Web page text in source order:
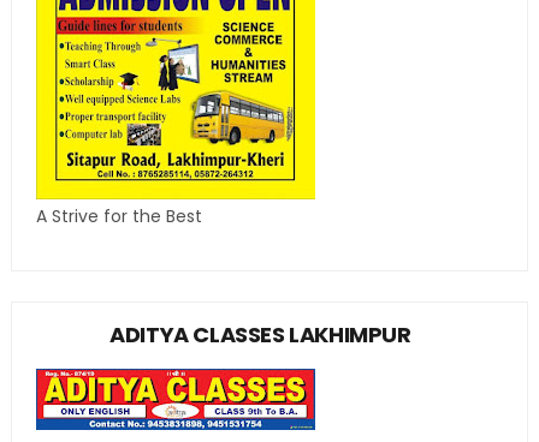
A Strive for the Best
ADITYA CLASSES LAKHIMPUR